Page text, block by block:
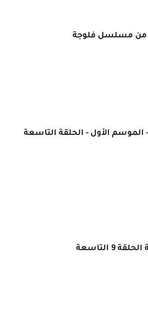
من مسلسل فلوجة
الأول - الحلقة التاسعة
9 التاسعة